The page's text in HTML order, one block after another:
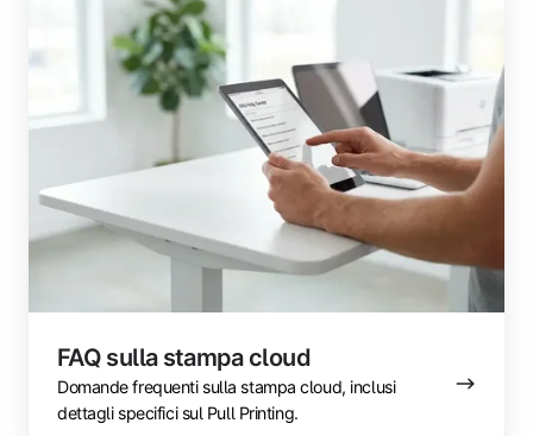
FAQ sulla stampa cloud
Domande frequenti sulla stampa cloud, inclusi
dettagli specifici sul Pull Printing.